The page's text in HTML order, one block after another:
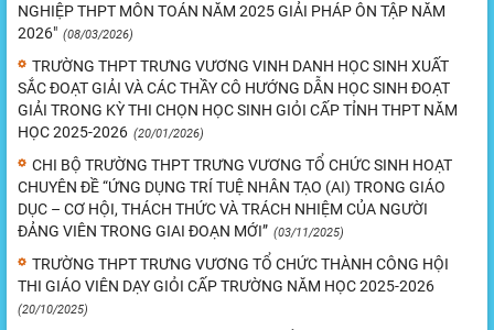
NGHIỆP THPT MÔN TOÁN NĂM 2025 GIẢI PHÁP ÔN TẬP NĂM
2026" (08/03/2026)
TRƯỜNG THPT TRƯNG VƯƠNG VINH DANH HỌC SINH XUẤT
SẮC ĐOẠT GIẢI VÀ CÁC THẦY CÔ HƯỚNG DẪN HỌC SINH ĐOẠT
GIẢI TRONG KỲ THI CHỌN HỌC SINH GIỎI CẤP TỈNH THPT NĂM
HỌC 2025-2026 (20/01/2026)
CHI BỘ TRƯỜNG THPT TRƯNG VƯƠNG TỔ CHỨC SINH HOẠT
CHUYÊN ĐỀ “ỨNG DỤNG TRÍ TUỆ NHÂN TẠO (AI) TRONG GIÁO
DỤC – CƠ HỘI, THÁCH THỨC VÀ TRÁCH NHIỆM CỦA NGƯỜI
ĐẢNG VIÊN TRONG GIAI ĐOẠN MỚI” (03/11/2025)
TRƯỜNG THPT TRƯNG VƯƠNG TỔ CHỨC THÀNH CÔNG HỘI
THI GIÁO VIÊN DẠY GIỎI CẤP TRƯỜNG NĂM HỌC 2025-2026
(20/10/2025)